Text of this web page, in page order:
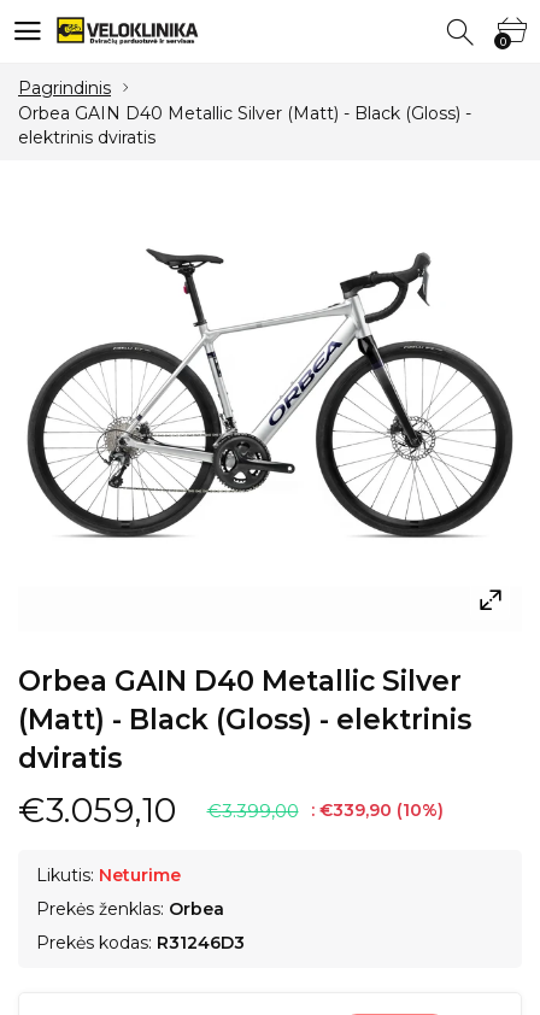
0 0
Pagrindinis
Orbea GAIN D40 Metallic Silver (Matt) - Black (Gloss) -
elektrinis dviratis
Orbea GAIN D40 Metallic Silver
(Matt) - Black (Gloss) - elektrinis
dviratis
€3.059,10 €3.399,00 : €339,90 (10%)
Likutis: Neturime
Prekės ženklas: Orbea
Prekės kodas: R31246D3